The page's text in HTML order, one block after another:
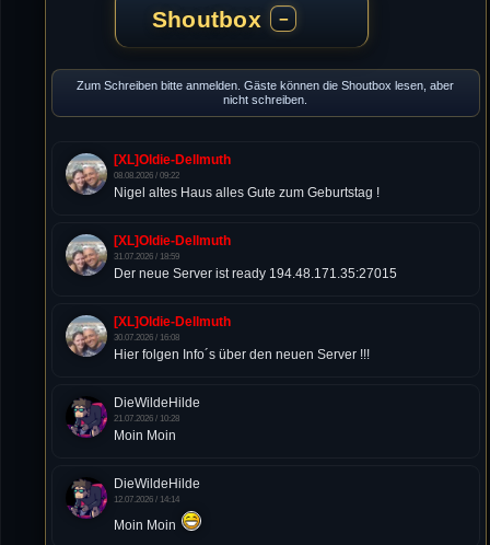
Shoutbox −
Zum Schreiben bitte anmelden. Gäste können die Shoutbox lesen, aber
nicht schreiben.
[XL]Oldie-Dellmuth
08.08.2026 / 09:22
Nigel altes Haus alles Gute zum Geburtstag !
[XL]Oldie-Dellmuth
31.07.2026 / 18:59
Der neue Server ist ready 194.48.171.35:27015
[XL]Oldie-Dellmuth
30.07.2026 / 16:08
Hier folgen Info´s über den neuen Server !!!
DieWildeHilde
21.07.2026 / 10:28
Moin Moin
DieWildeHilde
12.07.2026 / 14:14
Moin Moin